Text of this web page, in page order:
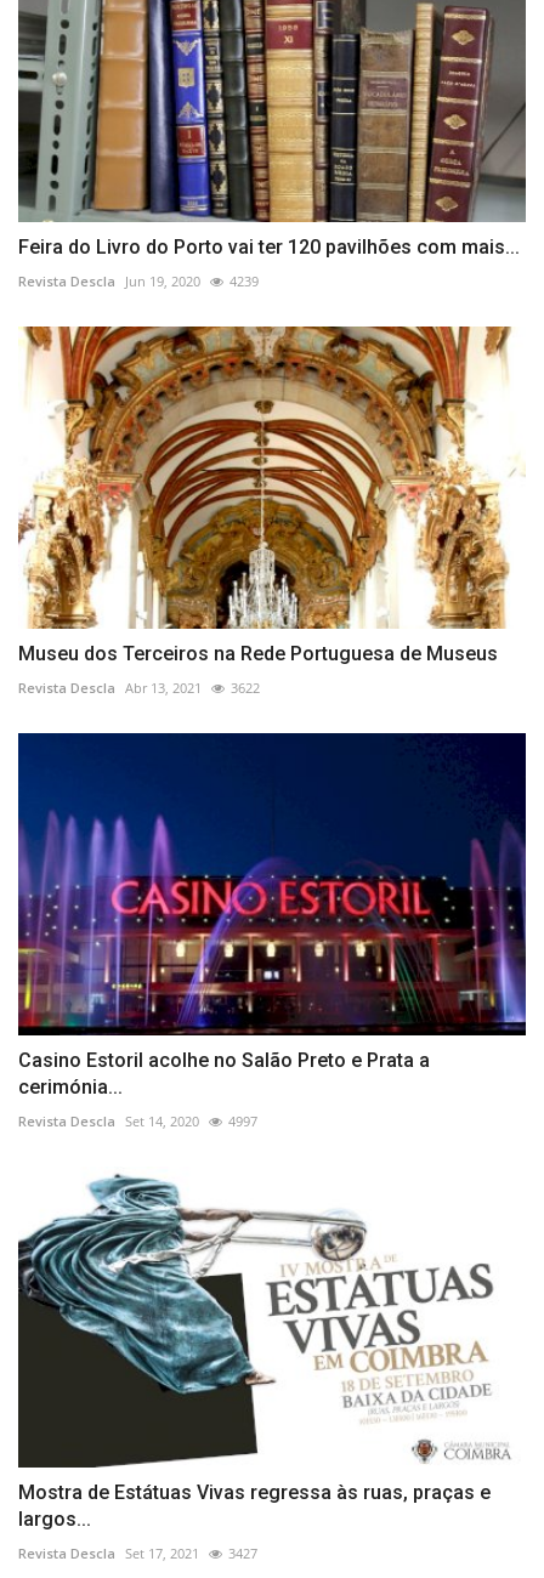
Feira do Livro do Porto vai ter 120 pavilhões com mais...
Revista Descla Jun 19, 2020 4239
Museu dos Terceiros na Rede Portuguesa de Museus
Revista Descla Abr 13, 2021 3622
Casino Estoril acolhe no Salão Preto e Prata a
cerimónia...
Revista Descla Set 14, 2020 4997
Mostra de Estátuas Vivas regressa às ruas, praças e
largos...
Revista Descla Set 17, 2021 3427